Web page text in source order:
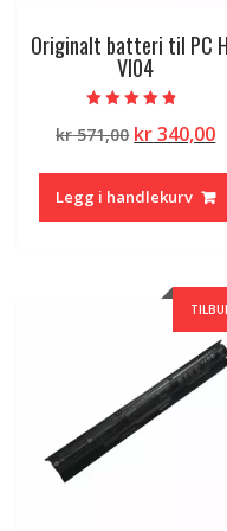
Originalt batteri til PC
VI04
4.50
av 5
kr571,00
var:
kr 571,00.
kr340,00
Legg i handlekurv